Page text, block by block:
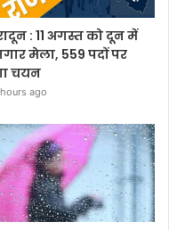
: 11 अगस्त को दून में
मेला, 559 पदों पर
चयन
ago